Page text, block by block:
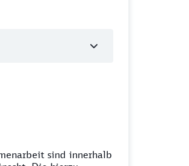
sind innerhalb